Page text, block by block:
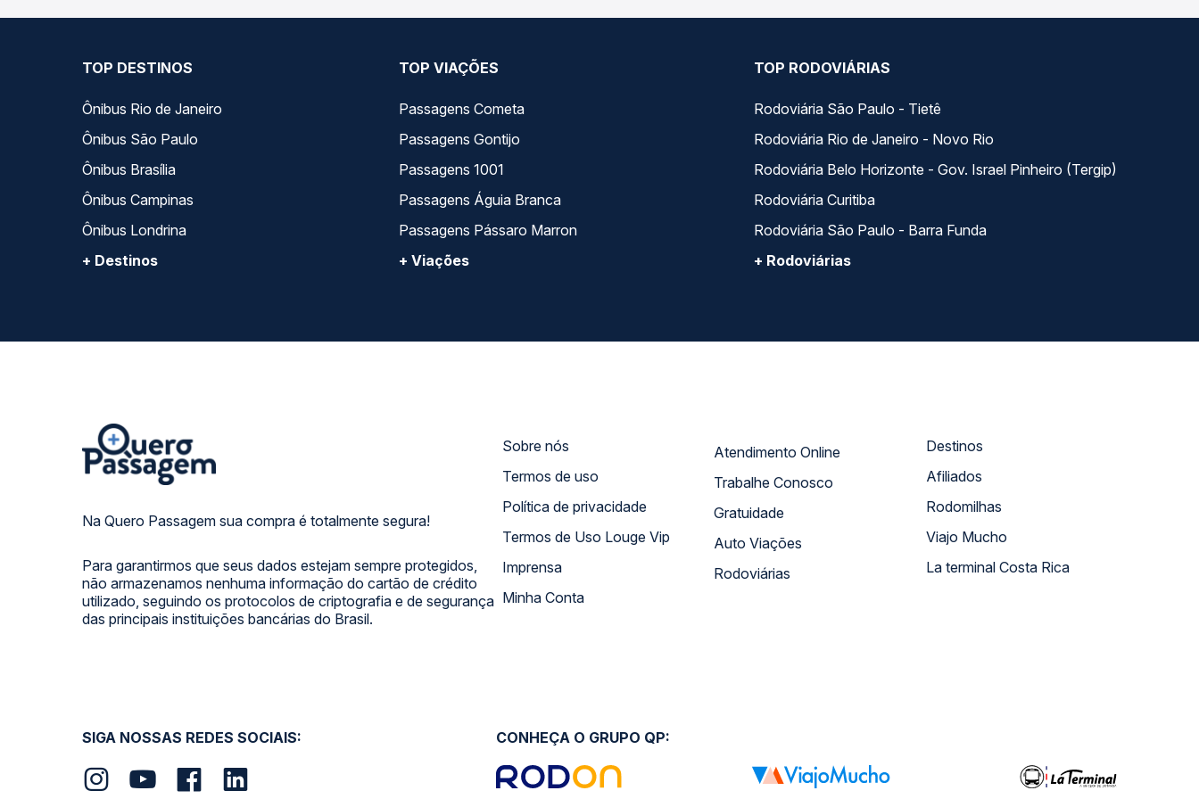
TOP DESTINOS
Ônibus Rio de Janeiro
Ônibus São Paulo
Ônibus Brasília
Ônibus Campinas
Ônibus Londrina
+ Destinos
TOP VIAÇÕES
Passagens Cometa
Passagens Gontijo
Passagens 1001
Passagens Águia Branca
Passagens Pássaro Marron
+ Viações
TOP RODOVIÁRIAS
Rodoviária São Paulo - Tietê
Rodoviária Rio de Janeiro - Novo Rio
Rodoviária Belo Horizonte - Gov. Israel Pinheiro (Tergip)
Rodoviária Curitiba
Rodoviária São Paulo - Barra Funda
+ Rodoviárias
Na Quero Passagem sua compra é totalmente segura!
Para garantirmos que seus dados estejam sempre protegidos,
não armazenamos nenhuma informação do cartão de crédito
utilizado, seguindo os protocolos de criptografia e de segurança
das principais instituições bancárias do Brasil.
Sobre nós
Termos de uso
Política de privacidade
Termos de Uso Louge Vip
Imprensa
Minha Conta
Atendimento Online
Trabalhe Conosco
Gratuidade
Auto Viações
Rodoviárias
Destinos
Afiliados
Rodomilhas
Viajo Mucho
La terminal Costa Rica
SIGA NOSSAS REDES SOCIAIS: CONHEÇA O GRUPO QP: